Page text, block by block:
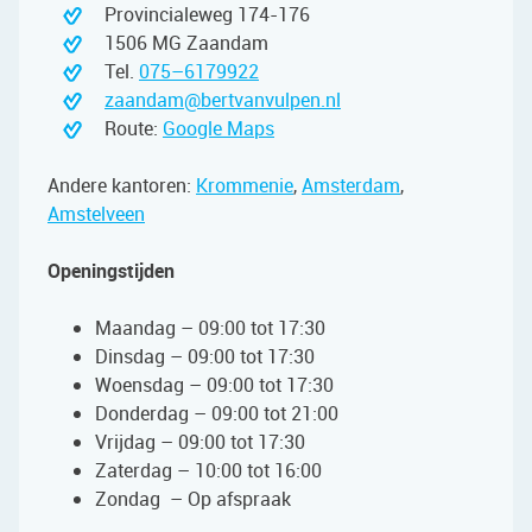
Provincialeweg 174-176
1506 MG Zaandam
Tel. 075–6179922
zaandam@bertvanvulpen.nl
Route: Google Maps
Andere kantoren: Krommenie,Amsterdam,
Amstelveen
Openingstijden
Maandag – 09:00 tot 17:30
Dinsdag – 09:00 tot 17:30
Woensdag – 09:00 tot 17:30
Donderdag – 09:00 tot 21:00
Vrijdag – 09:00 tot 17:30
Zaterdag – 10:00 tot 16:00
Zondag – Op afspraak